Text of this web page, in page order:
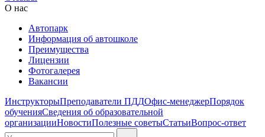
О нас
Автопарк
Информация об автошколе
Преимущества
Лицензии
Фотогалерея
Вакансии
ИнструкторыПреподаватели ПДДОфис-менеджерПорядок
обученияСведения об образовательной
организацииНовостиПолезные советыСтатьиВопрос-ответ